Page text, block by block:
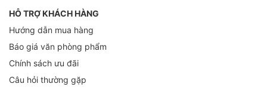
HỖ TRỢ KHÁCH HÀNG
Hướng dẫn mua hàng
Báo giá văn phòng phẩm
Chính sách ưu đãi
Câu hỏi thường gặp